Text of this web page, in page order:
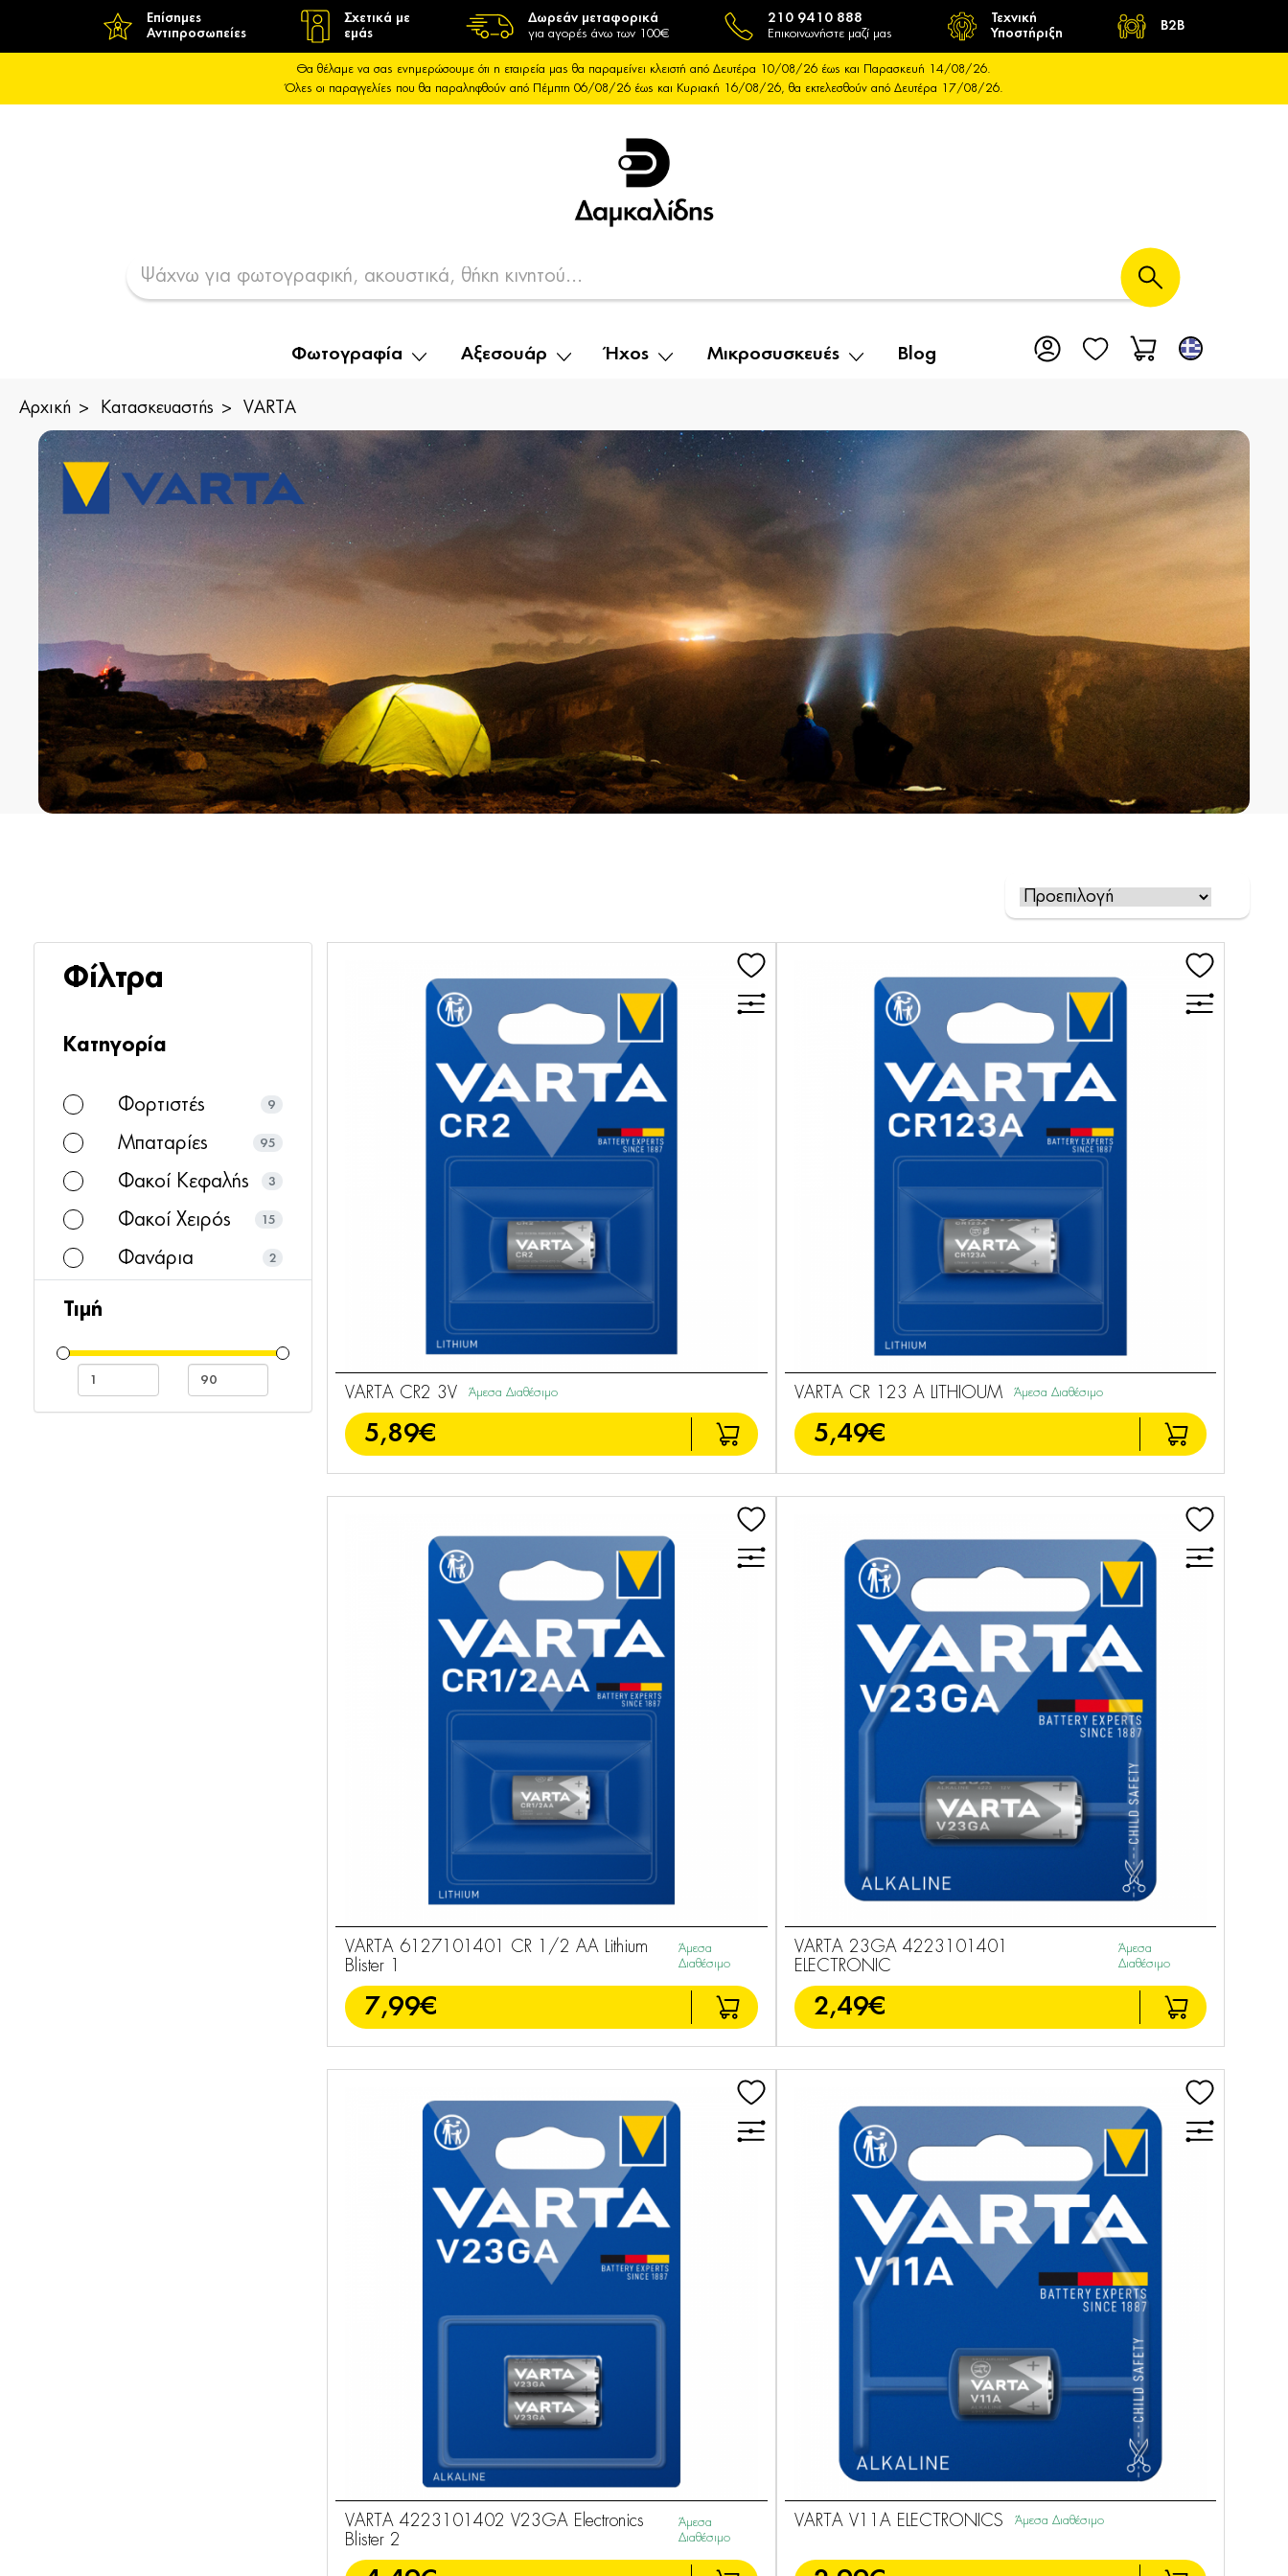
Επίσημες
Αντιπροσωπείες
Σχετικά με
εμάς
Δωρεάν μεταφορικά
για αγορές άνω των 100€
210 9410 888
Επικοινωνήστε μαζί μας
Τεχνική
Υποστήριξη
B2B
Θα θέλαμε να σας ενημερώσουμε ότι η εταιρεία μας θα παραμείνει κλειστή από Δευτέρα 10/08/26 έως και Παρασκευή 14/08/26.
Όλες οι παραγγελίες που θα παραληφθούν από Πέμπτη 06/08/26 έως και Κυριακή 16/08/26, θα εκτελεσθούν από Δευτέρα 17/08/26.
Φωτογραφία Αξεσουάρ Ήχος Μικροσυσκευές Blog
Αρχική Κατασκευαστής VARTA
Φίλτρα
Κατηγορία
Φορτιστές 9
Μπαταρίες 95
Φακοί Κεφαλής 3
Φακοί Χειρός 15
Φανάρια 2
Τιμή
VARTA CR2 3V Άμεσα Διαθέσιμο
5,89€
VARTA CR 123 A LITHIOUM Άμεσα Διαθέσιμο
5,49€
VARTA 6127101401 CR 1/2 AA Lithium
Blister 1
Άμεσα
Διαθέσιμο
7,99€
VARTA 23GA 4223101401
ELECTRONIC
Άμεσα
Διαθέσιμο
2,49€
VARTA 4223101402 V23GA Electronics
Blister 2
Άμεσα
Διαθέσιμο
VARTA V11A ELECTRONICS Άμεσα Διαθέσιμο